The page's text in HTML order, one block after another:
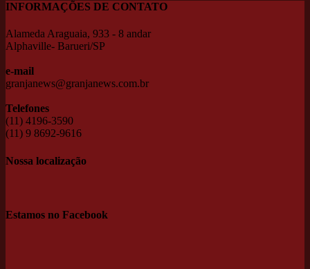
INFORMAÇÕES DE CONTATO
Alameda Araguaia, 933 - 8 andar
Alphaville- Barueri/SP
e-mail
granjanews@granjanews.com.br
Telefones
(11) 4196-3590
(11) 9 8692-9616
Nossa localização
Estamos no Facebook